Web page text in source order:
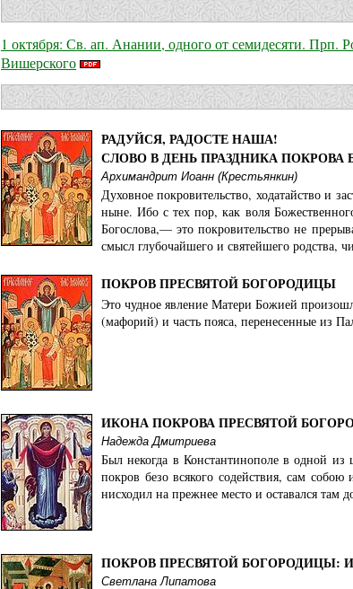
1 октября: Св. ап. Анании, одного от семидесяти.
Вишерского
РАДУЙСЯ, РАДОСТЕ НАША!
СЛОВО В ДЕНЬ ПРАЗДНИКА
Архимандрит Иоанн (Крестьянкин)
Духовное покровительство, ходатайство и
ныне. Ибо с тех пор, как воля
Богослова,— это покровительство не
смысл глубочайшего и святейшего родства,
ПОКРОВ ПРЕСВЯТОЙ БОГОРОДИЦЫ
Это чудное явление Матери Божией
(мафорий) и часть пояса, перенесенные из
ИКОНА ПОКРОВА ПРЕСВЯТОЙ
Надежда Дмитриева
Был некогда в Константинополе в одной
покров безо всякого содействия, сам
нисходил на прежнее место и оставался там
ПОКРОВ ПРЕСВЯТОЙ БОГОРОДИЦЫ:
Светлана Липатова